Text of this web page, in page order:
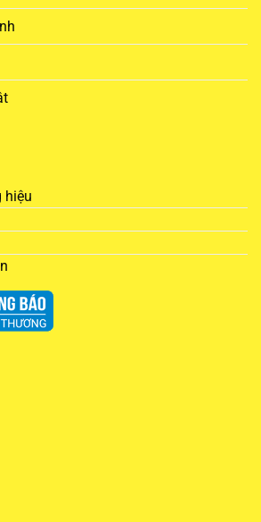
hiệu